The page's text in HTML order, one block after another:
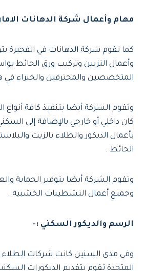
مهام وأعمال شركة الدهانات
كما تقوم شركة الدهانات في الفجيرة
وأعمال التزيين وتركيب ورق الحائط
المتخصصين والمحترفين والخبراء في
وتقوم الشركة أيضا بتنفيذ كافة أنواع
كان داخلي أو خارجي بالإضافة إلى
بأعمال الديكور والطلاء بالزيت
الحائط .
وتقوم الشركة أيضا بتوفير الحماية
وجميع أعمال التشطيبات الخشبية .
الرسم والديكور السكني :-
وفي مدى السنين كانت شركات الطلاء
المتحدة تقوم بتقديم الديكورات